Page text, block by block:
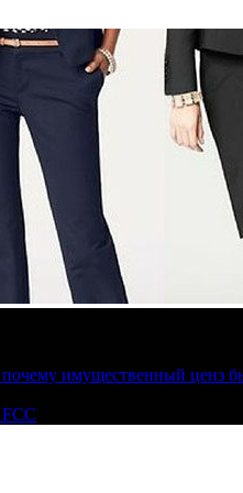
имущественный ценз